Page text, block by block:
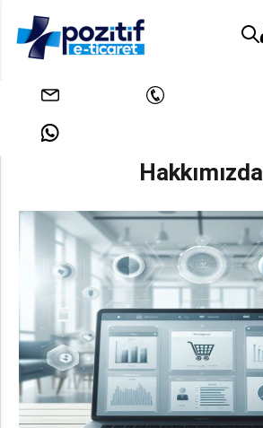
info@pozitifeticaret.com
Hakkımızda